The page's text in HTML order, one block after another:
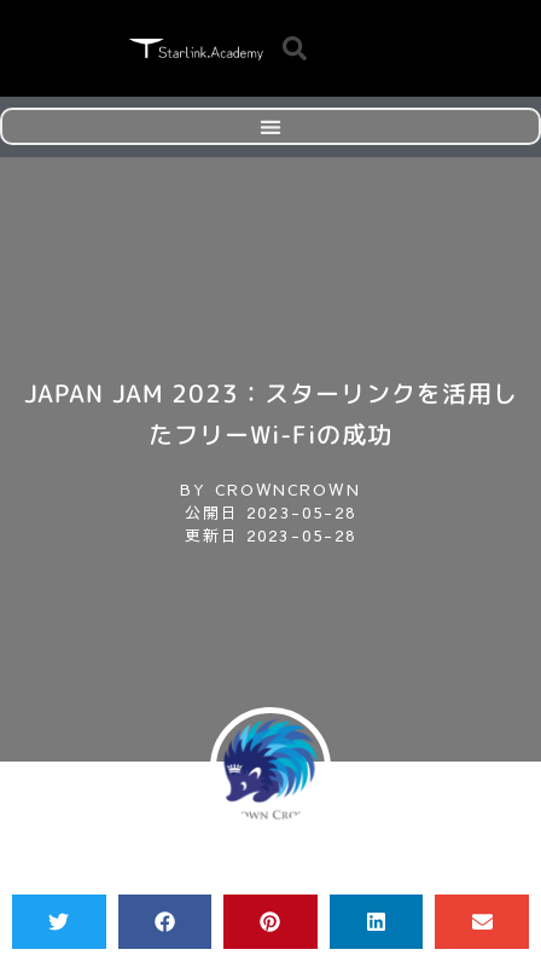
JAPAN JAM 2023：スターリンクを活用し
たフリーWi-Fiの成功
BY CROWNCROWN
公開日
2023-05-28
更新日 2023-05-28